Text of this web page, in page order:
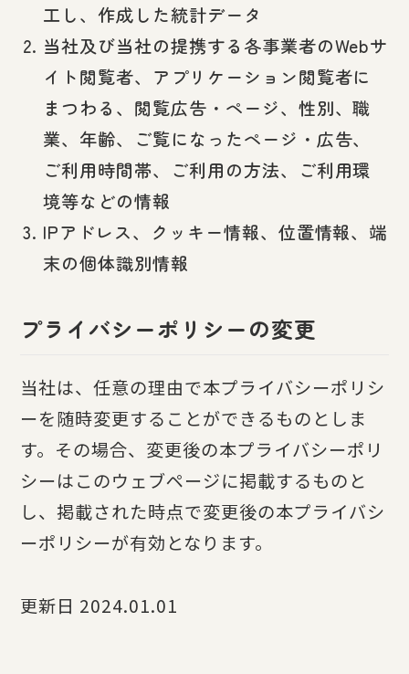
工し、作成した統計データ
当社及び当社の提携する各事業者のWebサ
イト閲覧者、アプリケーション閲覧者に
まつわる、閲覧広告・ページ、性別、職
業、年齢、ご覧になったページ・広告、
ご利用時間帯、ご利用の方法、ご利用環
境等などの情報
IPアドレス、クッキー情報、位置情報、端
末の個体識別情報
プライバシーポリシーの変更
当社は、任意の理由で本プライバシーポリシ
ーを随時変更することができるものとしま
す。その場合、変更後の本プライバシーポリ
シーはこのウェブページに掲載するものと
し、掲載された時点で変更後の本プライバシ
ーポリシーが有効となります。
更新日 2024.01.01